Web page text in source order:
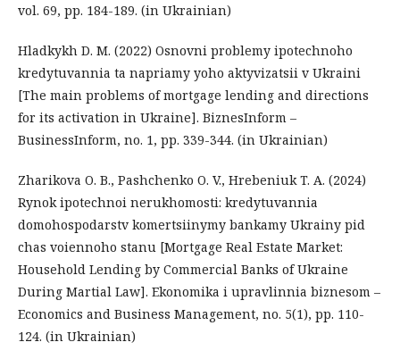
vol. 69, pp. 184-189. (in Ukrainian)
Hladkykh D. M. (2022) Osnovni problemy ipotechnoho
kredytuvannia ta napriamy yoho aktyvizatsii v Ukraini
[The main problems of mortgage lending and directions
for its activation in Ukraine]. BiznesInform –
BusinessInform, no. 1, pp. 339-344. (in Ukrainian)
Zharikova O. B., Pashchenko O. V., Hrebeniuk T. A. (2024)
Rynok ipotechnoi nerukhomosti: kredytuvannia
domohospodarstv komertsiinymy bankamy Ukrainy pid
chas voiennoho stanu [Mortgage Real Estate Market:
Household Lending by Commercial Banks of Ukraine
During Martial Law]. Ekonomika i upravlinnia biznesom –
Economics and Business Management, no. 5(1), pp. 110-
124. (in Ukrainian)